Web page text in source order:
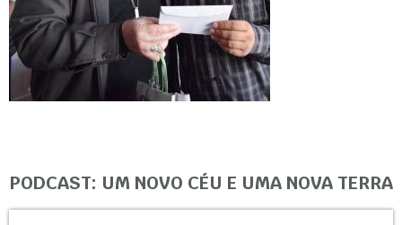
PODCAST: UM NOVO CÉU E UMA NOVA TERRA